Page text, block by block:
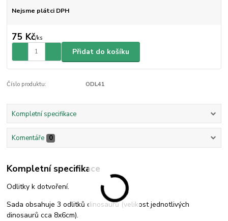
Nejsme plátci DPH
75 Kč/ks
Přidat do košíku
Číslo produktu: ODL41
Kompletní specifikace
Komentáře 0
Kompletní specifikace
Odlitky k dotvoření.
Sada obsahuje 3 odlitků dinosaurů (velikost jednotlivých
dinosaurů cca 8x6cm).